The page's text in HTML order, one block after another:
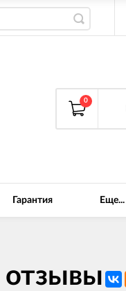
0
Гарантия Еще...
отзывы